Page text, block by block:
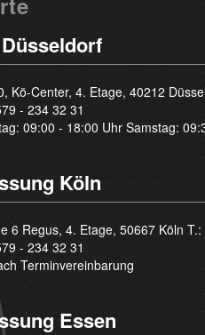
Kö-Center, 4. Etage, 40212
- 234 32 31
09:00 - 18:00 Uhr Samstag:
Köln
6 Regus, 4. Etage, 50667 Köln T.:
- 234 32 31
Terminvereinbarung
Essen